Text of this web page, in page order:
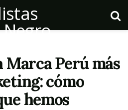
Marca Perú más
cómo
hemos